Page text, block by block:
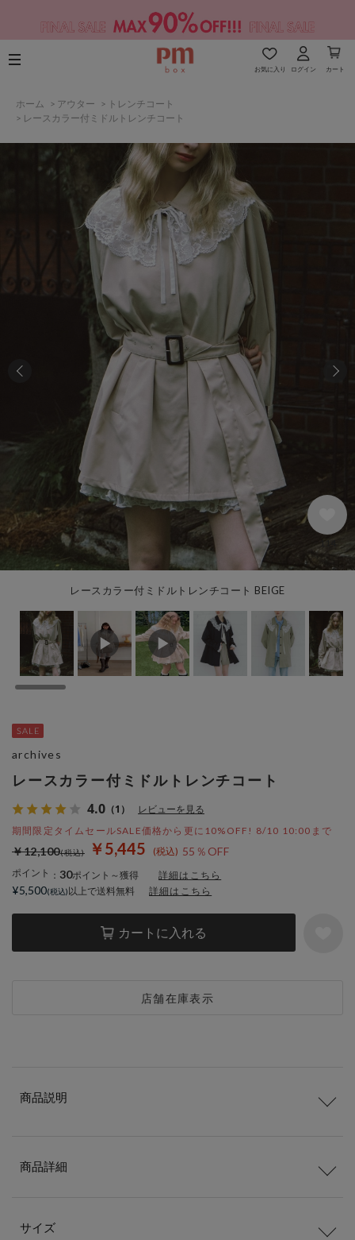
お気に入り ログイン カート
ホーム > アウター > トレンチコート
> レースカラー付ミドルトレンチコート
レースカラー付ミドルトレンチコート BEIGE
114
レースカラー付ミドルトレンチコート
4.0 （1） レビューを見る
期間限定タイムセールSALE価格から更に10%OFF! 8/10 10:00まで
￥5,445 55％OFF
￥12,100
ポイント ： 30ポイント～獲得 詳細はこちら
カートに入れる
店舗在庫表示
archives
¥5,500 以上で送料無料 詳細はこちら
商品説明
商品詳細
サイズ